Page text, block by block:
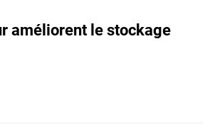
améliorent le stockage